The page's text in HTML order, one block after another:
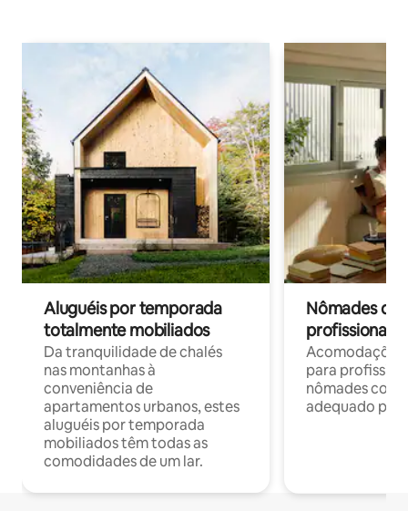
Aluguéis por temporada
totalmente mobiliados
Da tranquilidade de chalés
nas montanhas à
conveniência de
apartamentos urbanos, estes
aluguéis por temporada
mobiliados têm todas as
comodidades de um lar.
Nômades
profissionais
para
nômades com
adequado